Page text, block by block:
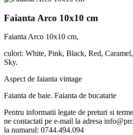
Faianta Arco 10x10 cm
Faianta Arco 10x10 cm,
culori: White, Pink, Black, Red,
Sky.
Aspect de faianta vintage
Faianta de baie. Faianta de bucatarie
Pentru informatii legate de preturi si
ne contactati pe e-mail la adresa
la numarul: 0744.494.094